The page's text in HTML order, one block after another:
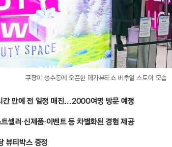
쿠팡이 성수동에 오픈한 메가뷰티쇼 버추얼 스토어 모습
간 만에 전 일정 매진…2000여명 방문 예정
셀러·신제품·이벤트 등 차별화된 경험 제공
뷰티박스 증정